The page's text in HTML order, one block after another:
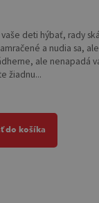
deti hýbať, rady
a nudia sa,
ale nenapadá
žiadnu...
do košíka